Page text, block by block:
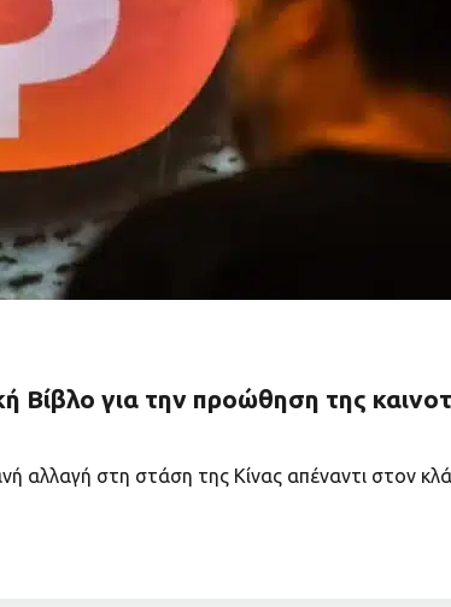
Βίβλο για την προώθηση της
αλλαγή στη στάση της Κίνας απέναντι στον